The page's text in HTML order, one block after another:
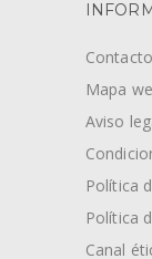
Contacto
Mapa
Aviso
Política
Política
Canal